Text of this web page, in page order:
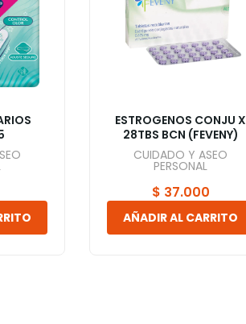
ESTROGENOS CONJU X
28TBS BCN (FEVENY)
CUIDADO Y ASEO
PERSONAL
$ 37.000
AÑADIR AL CARRITO